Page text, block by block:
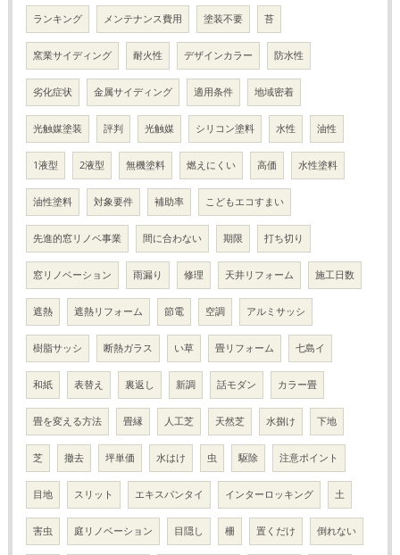
ランキング メンテナンス費用 塗装不要 苔
窯業サイディング 耐火性 デザインカラー 防水性
劣化症状 金属サイディング 適用条件 地域密着
光触媒塗装 評判 光触媒 シリコン塗料 水性 油性
1液型 2液型 無機塗料 燃えにくい 高価 水性塗料
油性塗料 対象要件 補助率 こどもエコすまい
先進的窓リノベ事業 間に合わない 期限 打ち切り
窓リノベーション 雨漏り 修理 天井リフォーム 施工日数
遮熱 遮熱リフォーム 節電 空調 アルミサッシ
樹脂サッシ 断熱ガラス い草 畳リフォーム 七島イ
和紙 表替え 裏返し 新調 話モダン カラー畳
畳を変える方法 畳縁 人工芝 天然芝 水捌け 下地
芝 撤去 坪単価 水はけ 虫 駆除 注意ポイント
目地 スリット エキスパンタイ インターロッキング 土
害虫 庭リノベーション 目隠し 柵 置くだけ 倒れない